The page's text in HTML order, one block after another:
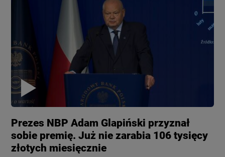
Prezes NBP Adam Glapiński przyznał
sobie premię. Już nie zarabia 106 tysięcy
złotych miesięcznie